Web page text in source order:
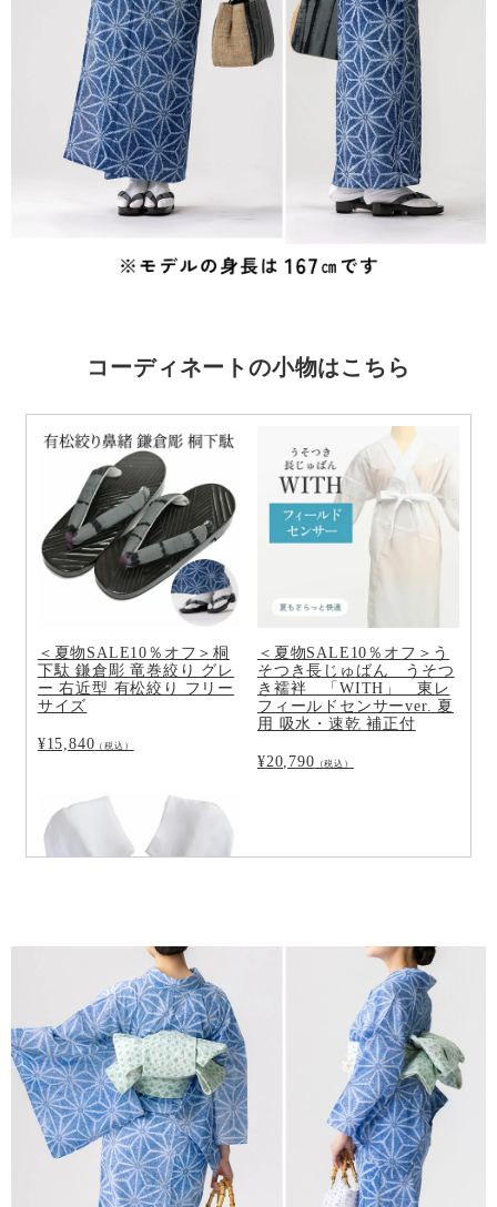
コーディネートの小物はこちら
＜夏物SALE10％オフ＞桐
下駄 鎌倉彫 竜巻絞り グレ
ー 右近型 有松絞り フリー
サイズ
¥15,840 （税込）
＜夏物SALE10％オフ＞う
そつき長じゅばん うそつ
き襦袢 「WITH」 東レ
フィールドセンサーver. 夏
用 吸水・速乾 補正付
¥20,790 （税込）
本麻 白足袋 夏用 浴衣 夏着
物
¥5,280（税込）